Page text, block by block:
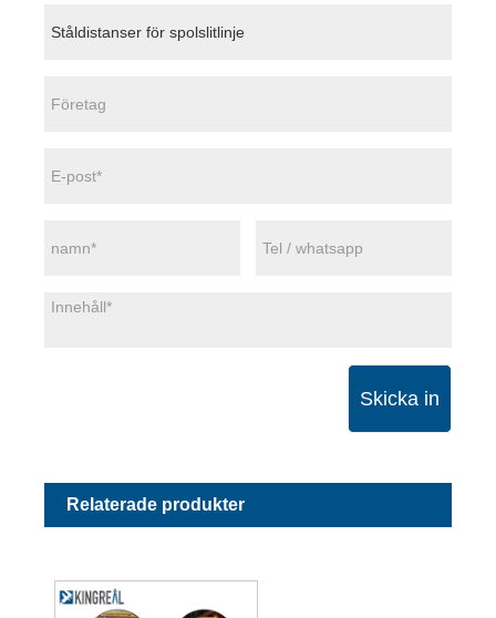
Skicka in
Relaterade produkter